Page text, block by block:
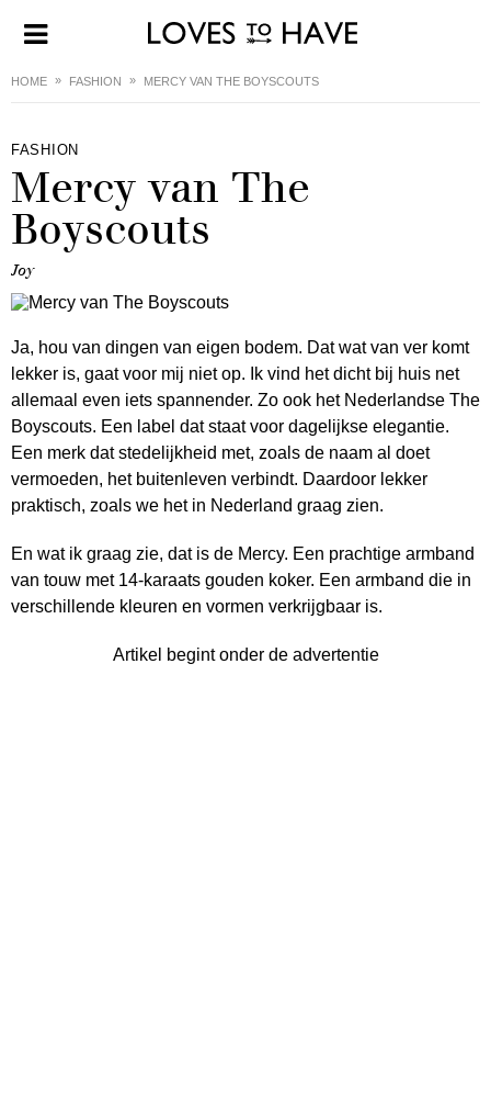
HOME FASHION MERCY VAN THE BOYSCOUTS
FASHION
Mercy van The
Boyscouts
Joy
Ja, hou van dingen van eigen bodem. Dat wat van ver komt
lekker is, gaat voor mij niet op. Ik vind het dicht bij huis net
allemaal even iets spannender. Zo ook het Nederlandse The
Boyscouts. Een label dat staat voor dagelijkse elegantie.
Een merk dat stedelijkheid met, zoals de naam al doet
vermoeden, het buitenleven verbindt. Daardoor lekker
praktisch, zoals we het in Nederland graag zien.
En wat ik graag zie, dat is de Mercy. Een prachtige armband
van touw met 14-karaats gouden koker. Een armband die in
verschillende kleuren en vormen verkrijgbaar is.
Artikel begint onder de advertentie